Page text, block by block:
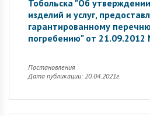
Тобольска "Об
изделий и услуг,
гарантированному перечню
погребению" от
Постановления
Дата публикации: 20.04.2021г.